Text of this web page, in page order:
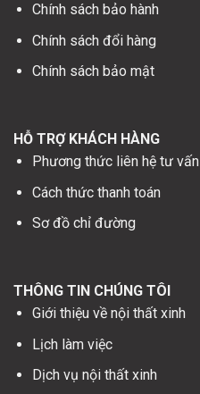
Chính sách bảo hành
Chính sách đổi hàng
Chính sách bảo mật
HỖ TRỢ KHÁCH HÀNG
Phương thức liên hệ tư vấn
Cách thức thanh toán
Sơ đồ chỉ đường
THÔNG TIN CHÚNG TÔI
Giới thiệu về nội thất xinh
Lịch làm việc
Dịch vụ nội thất xinh